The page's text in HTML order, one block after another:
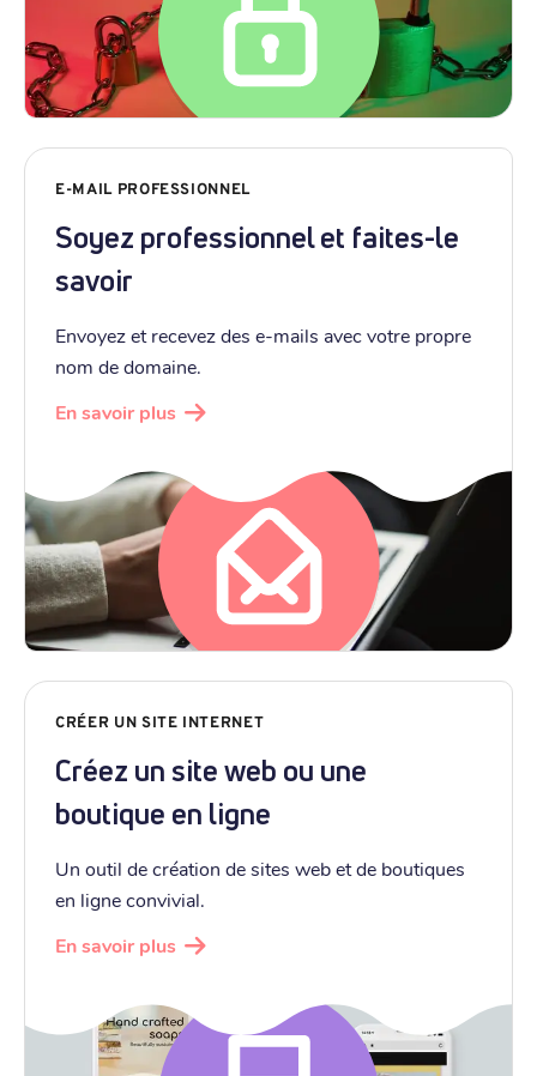
E-MAIL PROFESSIONNEL
Soyez professionnel et faites-le
savoir
Envoyez et recevez des e-mails avec votre propre
nom de domaine.
En savoir plus
CRÉER UN SITE INTERNET
Créez un site web ou une
boutique en ligne
Un outil de création de sites web et de boutiques
en ligne convivial.
En savoir plus